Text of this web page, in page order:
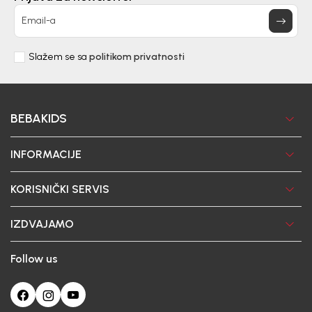
Email-a
Slažem se sa politikom privatnosti
BEBAKIDS
INFORMACIJE
KORISNIČKI SERVIS
IZDVAJAMO
Follow us